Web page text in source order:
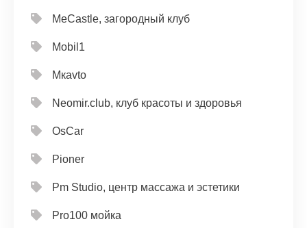
MeCastle, загородный клуб
Mobil1
Mкavto
Neomir.club, клуб красоты и здоровья
OsCar
Pioner
Pm Studio, центр массажа и эстетики
Pro100 мойка